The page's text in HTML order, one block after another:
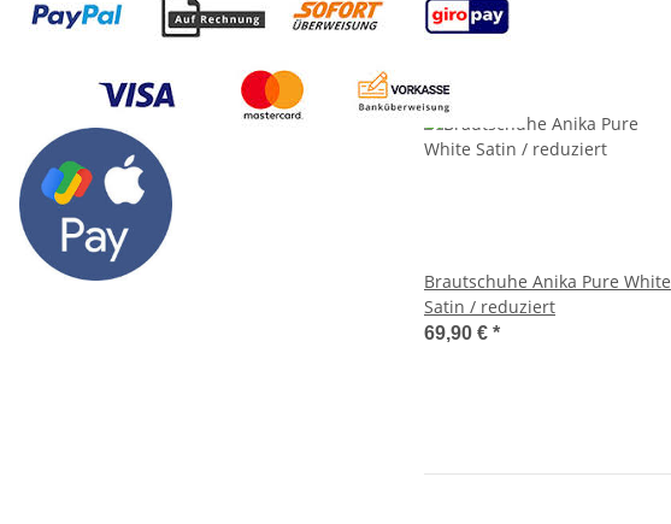
Brautschuhe Anika Pure White
Satin / reduziert
69,90 € *